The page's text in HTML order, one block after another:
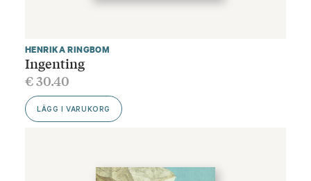
HENRIKA RINGBOM
Ingenting
€30.40
LÄGG I VARUKORG